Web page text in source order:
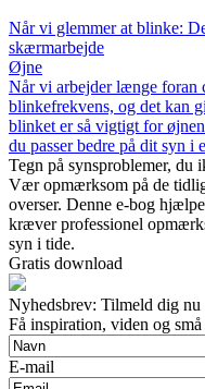
Når vi glemmer at blinke:
skærmarbejde
Øjne
Når vi arbejder længe foran
blinkefrekvens, og det kan
blinket er så vigtigt for
du passer bedre på dit syn i
Tegn på synsproblemer, du
Vær opmærksom på de
overser. Denne e-bog
kræver professionel
syn i tide.
Gratis download
Nyhedsbrev: Tilmeld dig nu
Få inspiration, viden og
E-mail